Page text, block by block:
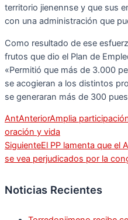
territorio jienennse y que sus
con una administración que
Como resultado de ese
frutos que dio el Plan de
«Permitió que más de 3.000
se acogieran a los distintos
se generaran más de 300
AntAnteriorAmplia
oración y vida
SiguienteEl PP lamenta que el
se vea perjudicados por la
Noticias Recientes